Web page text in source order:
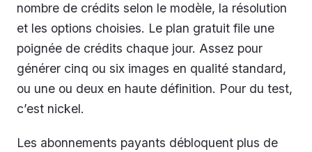
nombre de crédits selon le modèle, la résolution
et les options choisies. Le plan gratuit file une
poignée de crédits chaque jour. Assez pour
générer cinq ou six images en qualité standard,
ou une ou deux en haute définition. Pour du test,
c’est nickel.
Les abonnements payants débloquent plus de